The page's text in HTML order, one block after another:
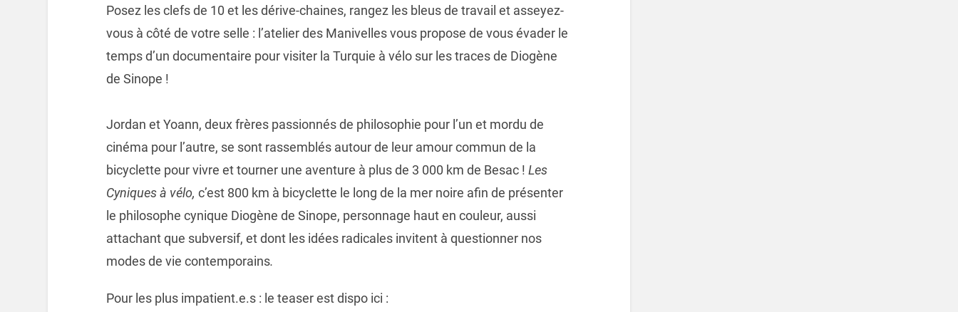
Posez les clefs de 10 et les dérive-chaines, rangez les bleus de travail et asseyez-
vous à côté de votre selle : l’atelier des Manivelles vous propose de vous évader le
temps d’un documentaire pour visiter la Turquie à vélo sur les traces de Diogène
de Sinope !
Jordan et Yoann, deux frères passionnés de philosophie pour l’un et mordu de
cinéma pour l’autre, se sont rassemblés autour de leur amour commun de la
bicyclette pour vivre et tourner une aventure à plus de 3 000 km de Besac ! Les
Cyniques à vélo, c’est 800 km à bicyclette le long de la mer noire afin de présenter
le philosophe cynique Diogène de Sinope, personnage haut en couleur, aussi
attachant que subversif, et dont les idées radicales invitent à questionner nos
modes de vie contemporains.
Pour les plus impatient.e.s : le teaser est dispo ici :